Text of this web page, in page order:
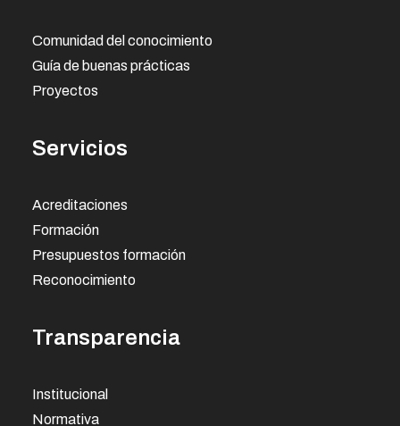
Comunidad del conocimiento
Guía de buenas prácticas
Proyectos
Servicios
Acreditaciones
Formación
Presupuestos formación
Reconocimiento
Transparencia
Institucional
Normativa